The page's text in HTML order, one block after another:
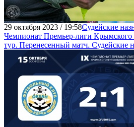
29 октября 2023 / 19:58Судейские
Чемпионат Премьер-лиги Крымского
тур. Перенесенный матч. Судейские